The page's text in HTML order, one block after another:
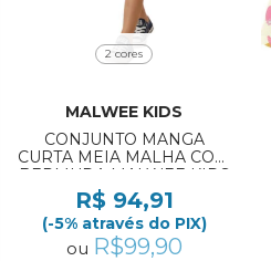
2 cores
MALWEE KIDS
CONJUNTO MANGA
CURTA MEIA MALHA COM
BERMUDA MALWEE KIDS
REF:1000139135 4/8
R$ 94,91
(-5% através do PIX)
ou R$99,90